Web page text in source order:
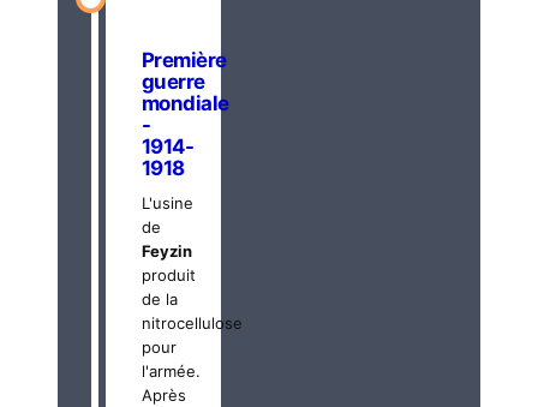
Première
guerre
mondiale
-
1914-
1918
L'usine
de
Feyzin
produit
de la
nitrocellulose
pour
l'armée.
Après